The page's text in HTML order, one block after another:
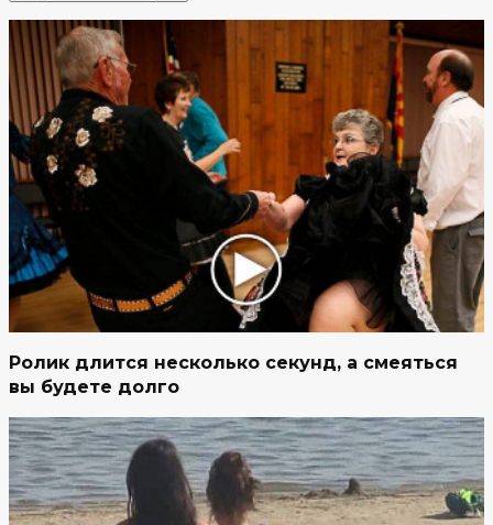
Ролик длится несколько секунд, а смеяться
вы будете долго